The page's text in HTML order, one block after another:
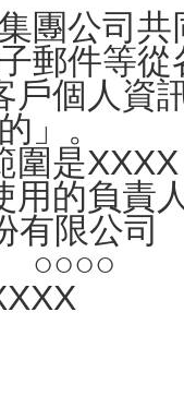
團公司
郵件等
戶個人
」。
圍是XXXX
用的負責
有限公司
○○○○